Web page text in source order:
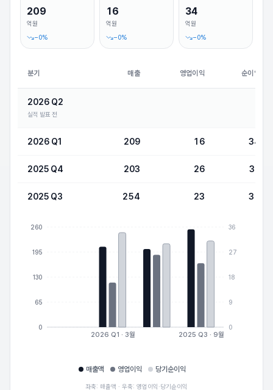
209
억원
−0%
16
억원
−0%
34
억원
−0%
분기 매출 영업이익 순이익
2026 Q2
실적 발표 전
2026 Q1 209 16 34
2025 Q4 203 26 30
2025 Q3 254 23 31
2026 Q1 · 3월 2025 Q3 · 9월
0
65
130
195
260
0
9
18
27
36
매출액 영업이익 당기순이익
좌축: 매출액 · 우축: 영업이익·당기순이익